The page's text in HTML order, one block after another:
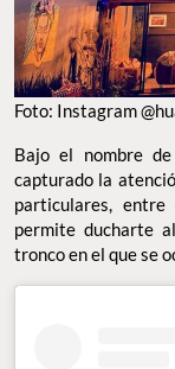
Foto: Instagram
Bajo el nombre de
capturado la
particulares,
permite ducharte
tronco en el que se